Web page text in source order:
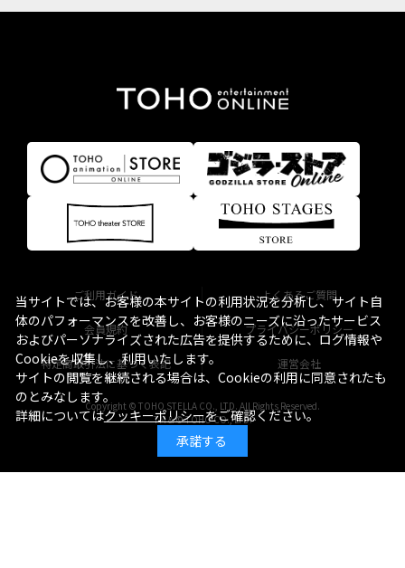
ご利用ガイド よくあるご質問
会員規約 プライバシーポリシー
特定商取引法に基づく表記 運営会社
Copyright © TOHO STELLA CO., LTD. All Rights Reserved.
TM & © TOHO CO., LTD.
当サイトでは、お客様の本サイトの利用状況を分析し、サイト自
体のパフォーマンスを改善し、お客様のニーズに沿ったサービス
およびパーソナライズされた広告を提供するために、ログ情報や
Cookieを収集し、利用いたします。
サイトの閲覧を継続される場合は、Cookieの利用に同意されたも
のとみなします。
詳細についてはクッキーポリシーをご確認ください。
承諾する